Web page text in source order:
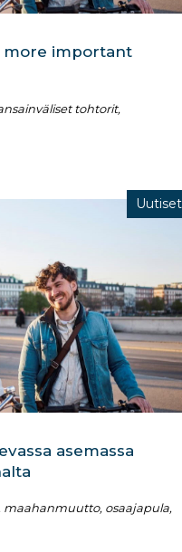
more important
tohtorit,
Uutiset
asemassa
maahanmuutto, osaajapula,